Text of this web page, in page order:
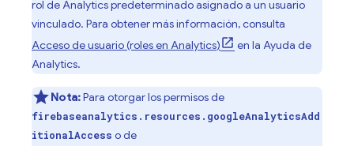
rol deAnalyticspredeterminado asignado a un usuario
vinculado. Para obtener más información, consulta
Acceso de usuario (roles en Analytics)
en la Ayuda de
Analytics.
Nota:Para otorgar los permisos de
firebaseanalytics.resources.googleAnalyticsAdd
itionalAccess o de